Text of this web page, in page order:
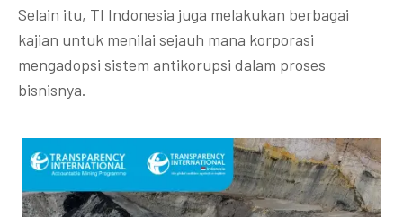
Selain itu, TI Indonesia juga melakukan berbagai
kajian untuk menilai sejauh mana korporasi
mengadopsi sistem antikorupsi dalam proses
bisnisnya.